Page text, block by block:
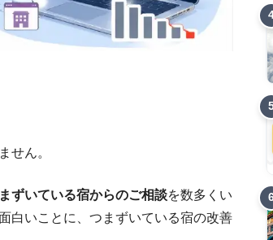
せん。
ずいている宿からのご相談を数多くい
白いことに、つまずいている宿の改善